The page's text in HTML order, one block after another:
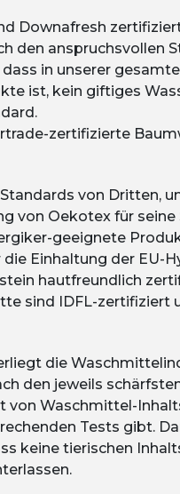
Downafresh
den anspruchsvollen
in unserer
ist, kein giftiges
zertifizierte
von Dritten,
von Oekotex für
geeignete
Einhaltung der EU-
hautfreundlich
sind IDFL-zertifiziert
die
den jeweils
von Waschmittel-
Tests gibt.
keine tierischen